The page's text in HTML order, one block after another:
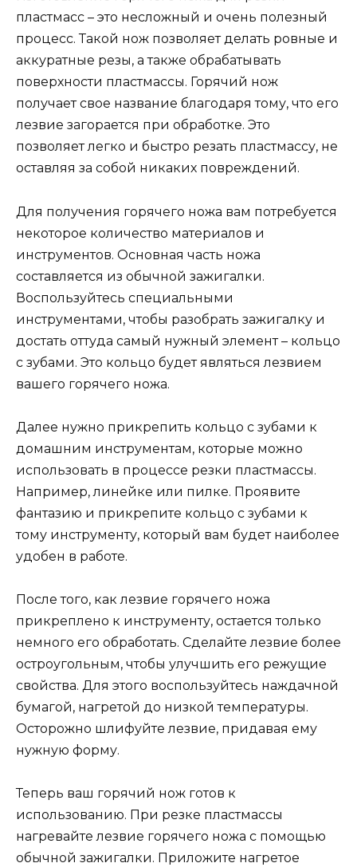
пластмасс – это несложный и очень полезный
процесс. Такой нож позволяет делать ровные и
аккуратные резы, а также обрабатывать
поверхности пластмассы. Горячий нож
получает свое название благодаря тому, что его
лезвие загорается при обработке. Это
позволяет легко и быстро резать пластмассу, не
оставляя за собой никаких повреждений.
Для получения горячего ножа вам потребуется
некоторое количество материалов и
инструментов. Основная часть ножа
составляется из обычной зажигалки.
Воспользуйтесь специальными
инструментами, чтобы разобрать зажигалку и
достать оттуда самый нужный элемент – кольцо
с зубами. Это кольцо будет являться лезвием
вашего горячего ножа.
Далее нужно прикрепить кольцо с зубами к
домашним инструментам, которые можно
использовать в процессе резки пластмассы.
Например, линейке или пилке. Проявите
фантазию и прикрепите кольцо с зубами к
тому инструменту, который вам будет наиболее
удобен в работе.
После того, как лезвие горячего ножа
прикреплено к инструменту, остается только
немного его обработать. Сделайте лезвие более
остроугольным, чтобы улучшить его режущие
свойства. Для этого воспользуйтесь наждачной
бумагой, нагретой до низкой температуры.
Осторожно шлифуйте лезвие, придавая ему
нужную форму.
Теперь ваш горячий нож готов к
использованию. При резке пластмассы
нагревайте лезвие горячего ножа с помощью
обычной зажигалки. Приложите нагретое